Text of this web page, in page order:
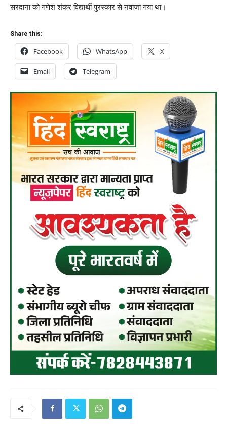
सरदाना को गणेश शंकर विद्यार्थी पुरस्कार से नवाजा गया था।
Share this:
Facebook WhatsApp X
Email Telegram